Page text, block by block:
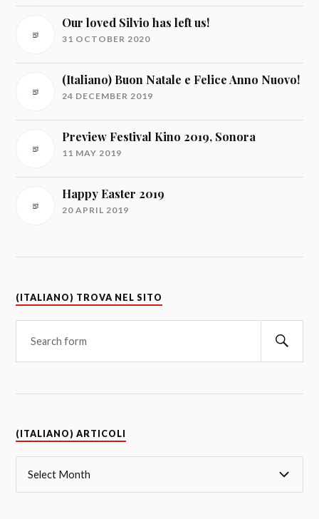
Our loved Silvio has left us!
31 OCTOBER 2020
(Italiano) Buon Natale e Felice Anno Nuovo!
24 DECEMBER 2019
Preview Festival Kino 2019, Sonora
11 MAY 2019
Happy Easter 2019
20 APRIL 2019
(ITALIANO) TROVA NEL SITO
(ITALIANO) ARTICOLI